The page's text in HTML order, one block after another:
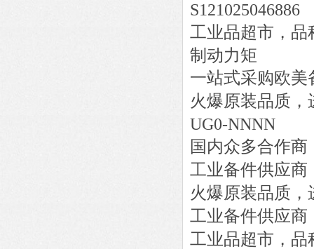
S121025046886
工业品超市，品
制动力矩
一站式采购欧美
火爆原装品质，
UG0-NNNN
国内众多合作
工业备件供应商
火爆原装品质，
工业备件供应商
工业品超市，品